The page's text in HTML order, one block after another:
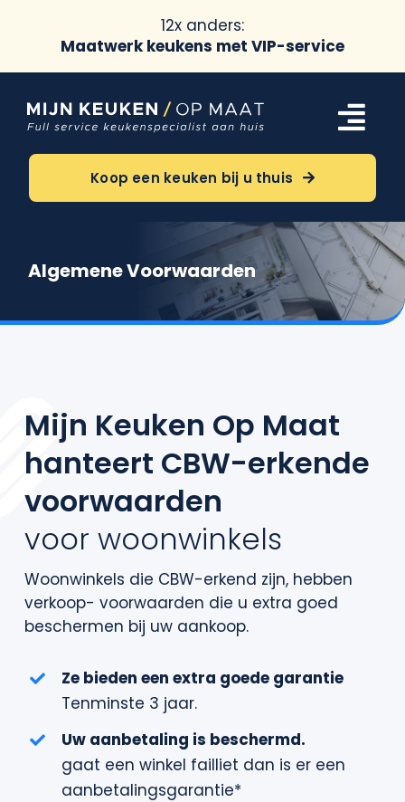
12x anders:
Maatwerk keukens met VIP-service
naar
inhoud
Contact
Koop een keuken bij u thuis
Algemene Voorwaarden
Mijn Keuken Op Maat
hanteert CBW-erkende
voorwaarden
voor woonwinkels
Woonwinkels die CBW-erkend zijn, hebben
verkoop- voorwaarden die u extra goed
beschermen bij uw aankoop.
Ze bieden een extra goede garantie
Tenminste 3 jaar.
Uw aanbetaling is beschermd.
gaat een winkel failliet dan is er een
aanbetalingsgarantie*